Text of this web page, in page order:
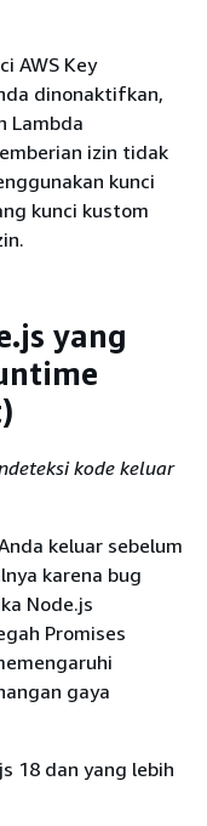
AWS Key
dinonaktifkan,
Lambda
izin tidak
kunci
kunci kustom
yang
kode keluar
keluar sebelum
karena bug
Node.js
Promises
gaya
18 dan yang lebih